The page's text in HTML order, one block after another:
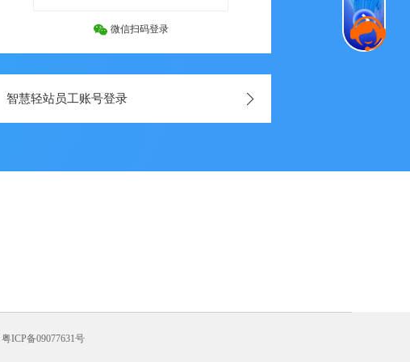
微信扫码登录
智慧轻站员工账号登录
粤ICP备09077631号